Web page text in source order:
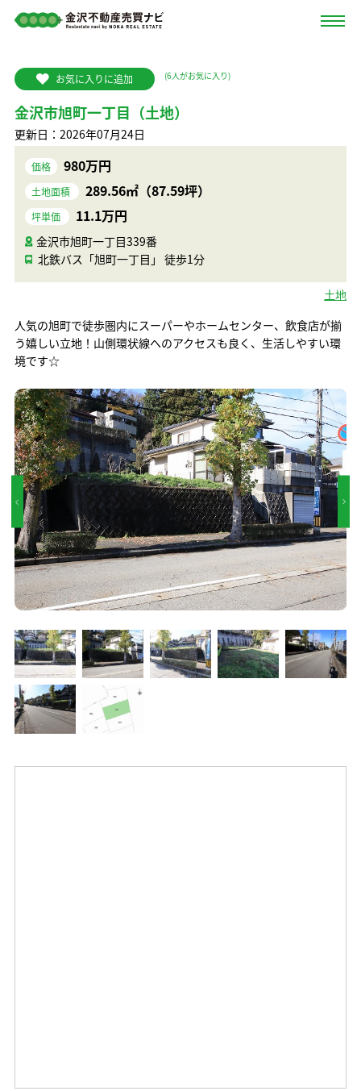
金沢市旭町一丁目（土地）
お気に入りに追加 (6人がお気に入り)
更新日：2026年07月24日
価格 980万円
土地面積 289.56㎡（87.59坪）
坪単価 11.1万円
金沢市旭町一丁目339番
北鉄バス「旭町一丁目」 徒歩1分
土地
人気の旭町で徒歩圏内にスーパーやホームセンター、飲食店が揃
う嬉しい立地！山側環状線へのアクセスも良く、生活しやすい環
境です☆